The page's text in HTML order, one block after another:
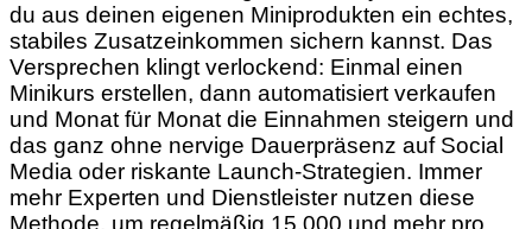
du aus deinen eigenen Miniprodukten ein echtes,
stabiles Zusatzeinkommen sichern kannst. Das
Versprechen klingt verlockend: Einmal einen
Minikurs erstellen, dann automatisiert verkaufen
und Monat für Monat die Einnahmen steigern und
das ganz ohne nervige Dauerpräsenz auf Social
Media oder riskante Launch-Strategien. Immer
mehr Experten und Dienstleister nutzen diese
Methode, um regelmäßig 15.000 und mehr pro